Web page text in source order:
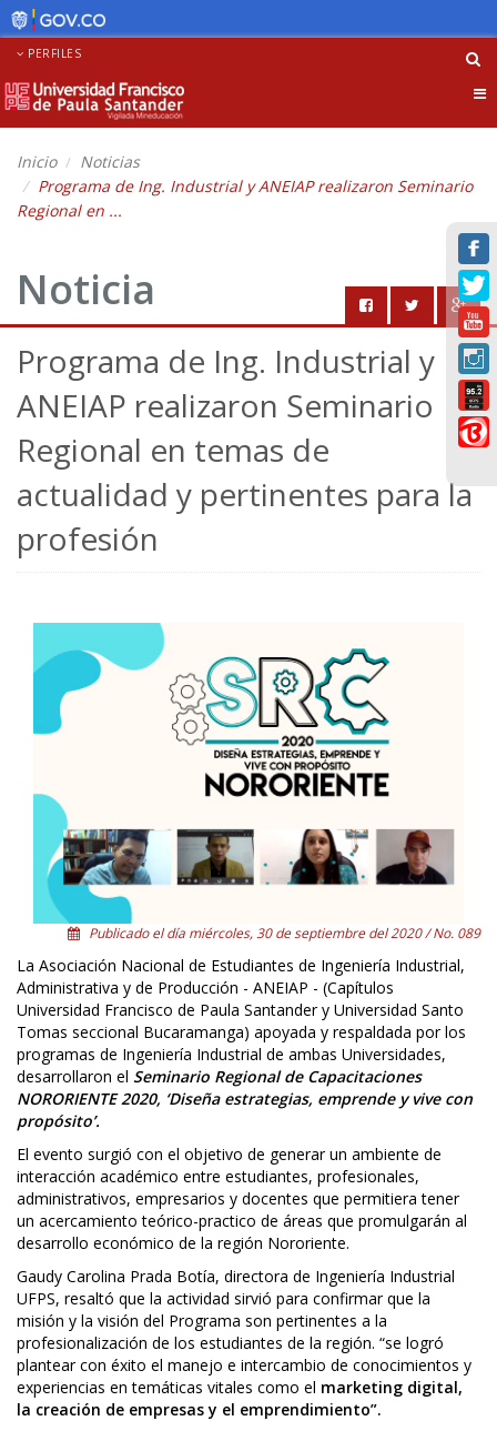
PERFILES
Inicio
Noticias
Programa de Ing. Industrial y ANEIAP realizaron Seminario
Regional en ...
Noticia
Programa de Ing. Industrial y
ANEIAP realizaron Seminario
Regional en temas de
actualidad y pertinentes para la
profesión
Publicado el día miércoles, 30 de septiembre del 2020 / No. 089
La Asociación Nacional de Estudiantes de Ingeniería Industrial,
Administrativa y de Producción - ANEIAP - (Capítulos
Universidad Francisco de Paula Santander y Universidad Santo
Tomas seccional Bucaramanga) apoyada y respaldada por los
programas de Ingeniería Industrial de ambas Universidades,
desarrollaron el Seminario Regional de Capacitaciones
NORORIENTE 2020, ‘Diseña estrategias, emprende y vive con
propósito’.
El evento surgió con el objetivo de generar un ambiente de
interacción académico entre estudiantes, profesionales,
administrativos, empresarios y docentes que permitiera tener
un acercamiento teórico-practico de áreas que promulgarán al
desarrollo económico de la región Nororiente.
Gaudy Carolina Prada Botía, directora de Ingeniería Industrial
UFPS, resaltó que la actividad sirvió para confirmar que la
misión y la visión del Programa son pertinentes a la
profesionalización de los estudiantes de la región. “se logró
plantear con éxito el manejo e intercambio de conocimientos y
experiencias en temáticas vitales como el marketing digital,
la creación de empresas y el emprendimiento”.